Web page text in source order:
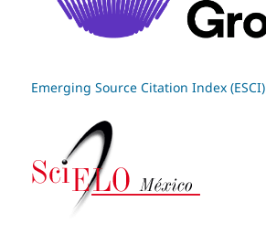
Emerging Source Citation Index (ESCI)